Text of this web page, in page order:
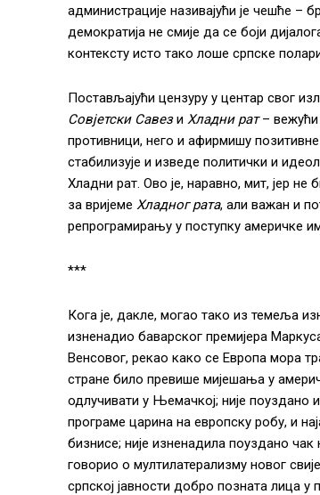
администрације називајући је чешће –
демократија не смије да се боји
контексту исто тако лоше српске
Постављајући цензуру у центар свог
Совјетски Савези Хладни рат– вежући
противници, него и афирмишу
стабилизује и изведе политички и
Хладни рат. Ово је, наравно, мит, јер не
за вријеме Хладног рата, али важан и
репрограмирању у поступку америчке
***
Кога је, дакле, могао тако из темеља
изненадио баварског премијера
Венсовог, рекао како се Европа мора
стране било превише мијешања у
одлучивати у Њемачкој; није поуздано
програме царина на европску робу, и
бизнисе; није изненадила поуздано чак
говорио о мултилатерализму новог
српској јавности добро позната лица